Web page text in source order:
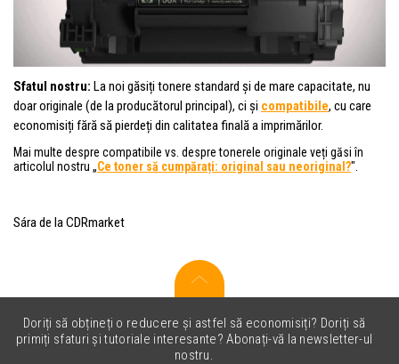
Sfatul nostru: La noi găsiți tonere standard și de mare capacitate, nu
doar originale (de la producătorul principal), ci și compatibile, cu care
economisiți fără să pierdeți din calitatea finală a imprimărilor.
Mai multe despre compatibile vs. despre tonerele originale veți găsi în
articolul nostru „Ce toner să cumpărați: original sau neoriginal?".
Sára de la CDRmarket
Doriți să obțineți o reducere și astfel să economisiți? Doriți să
primiți sfaturi și tutoriale interesante? Abonați-vă la newsletter-ul
nostru.